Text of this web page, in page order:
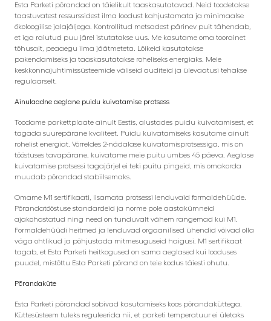
Esta Parketi põrandad on täielikult taaskasutatavad. Neid toodetakse
taastuvatest ressurssidest ilma loodust kahjustamata ja minimaalse
ökoloogilise jalajäljega. Kontrollitud metsadest pärinev puit tähendab,
et iga raiutud puu järel istutatakse uus. Me kasutame oma toorainet
tõhusalt, peaaegu ilma jäätmeteta. Lõikeid kasutatakse
pakendamiseks ja taaskasutatakse roheliseks energiaks. Meie
keskkonnajuhtimissüsteemide väliseid auditeid ja ülevaatusi tehakse
regulaarselt.
Ainulaadne aeglane puidu kuivatamise protsess
Toodame parkettplaate ainult Eestis, alustades puidu kuivatamisest, et
tagada suurepärane kvaliteet. Puidu kuivatamiseks kasutame ainult
rohelist energiat. Võrreldes 2-nädalase kuivatamisprotsessiga, mis on
tööstuses tavapärane, kuivatame meie puitu umbes 45 päeva. Aeglase
kuivatamise protsessi tagajärjel ei teki puitu pingeid, mis omakorda
muudab põrandad stabiilsemaks.
Omame M1 sertifikaati, lisamata protsessi lenduvaid formaldehüüde.
Põrandatööstuse standardeid ja norme pole aastakümneid
ajakohastatud ning need on tunduvalt vähem rangemad kui M1.
Formaldehüüdi heitmed ja lenduvad orgaanilised ühendid võivad olla
väga ohtlikud ja põhjustada mitmesuguseid haigusi. M1 sertifikaat
tagab, et Esta Parketi heitkogused on sama aeglased kui looduses
puudel, mistõttu Esta Parketi põrand on teie kodus täiesti ohutu.
Põrandaküte
Esta Parketi põrandad sobivad kasutamiseks koos põrandaküttega.
Küttesüsteem tuleks reguleerida nii, et parketi temperatuur ei ületaks